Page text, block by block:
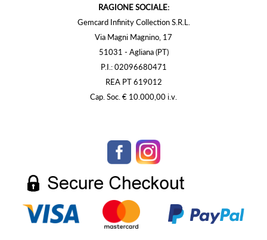
RAGIONE SOCIALE:
Gemcard Infinity Collection S.R.L.
Via Magni Magnino, 17
51031 - Agliana (PT)
P.I.: 02096680471
REA PT 619012
Cap. Soc. € 10.000,00 i.v.